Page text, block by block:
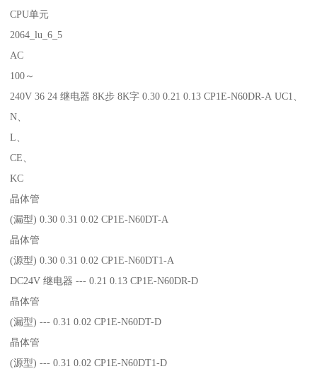
CPU单元
2064_lu_6_5
AC
100～
240V 36 24 继电器 8K步 8K字 0.30 0.21 0.13 CP1E-N60DR-A UC1、
N、
L、
CE、
KC
晶体管
(漏型) 0.30 0.31 0.02 CP1E-N60DT-A
晶体管
(源型) 0.30 0.31 0.02 CP1E-N60DT1-A
DC24V 继电器 --- 0.21 0.13 CP1E-N60DR-D
晶体管
(漏型) --- 0.31 0.02 CP1E-N60DT-D
晶体管
(源型) --- 0.31 0.02 CP1E-N60DT1-D